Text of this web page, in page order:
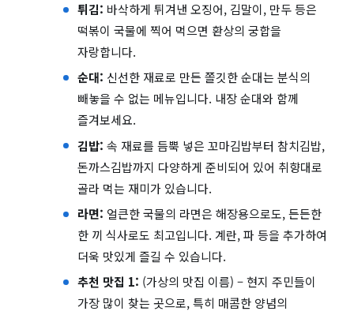
튀김: 바삭하게 튀겨낸 오징어, 김말이, 만두 등은
떡볶이 국물에 찍어 먹으면 환상의 궁합을
자랑합니다.
순대: 신선한 재료로 만든 쫄깃한 순대는 분식의
빼놓을 수 없는 메뉴입니다. 내장 순대와 함께
즐겨보세요.
김밥: 속 재료를 듬뿍 넣은 꼬마김밥부터 참치김밥,
돈까스김밥까지 다양하게 준비되어 있어 취향대로
골라 먹는 재미가 있습니다.
라면: 얼큰한 국물의 라면은 해장용으로도, 든든한
한 끼 식사로도 최고입니다. 계란, 파 등을 추가하여
더욱 맛있게 즐길 수 있습니다.
추천 맛집 1: (가상의 맛집 이름) – 현지 주민들이
가장 많이 찾는 곳으로, 특히 매콤한 양념의